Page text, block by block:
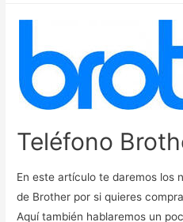
Teléfono
En este artículo te daremos los
de Brother por si quieres
Aquí también hablaremos un